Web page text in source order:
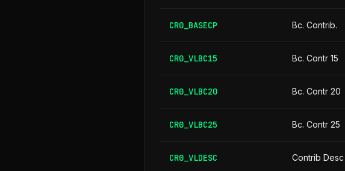
CR0_BASECP Bc. Contrib.
CR0_VLBC15 Bc. Contr 15
CR0_VLBC20 Bc. Contr 20
CR0_VLBC25 Bc. Contr 25
CR0_VLDESC Contrib Desc